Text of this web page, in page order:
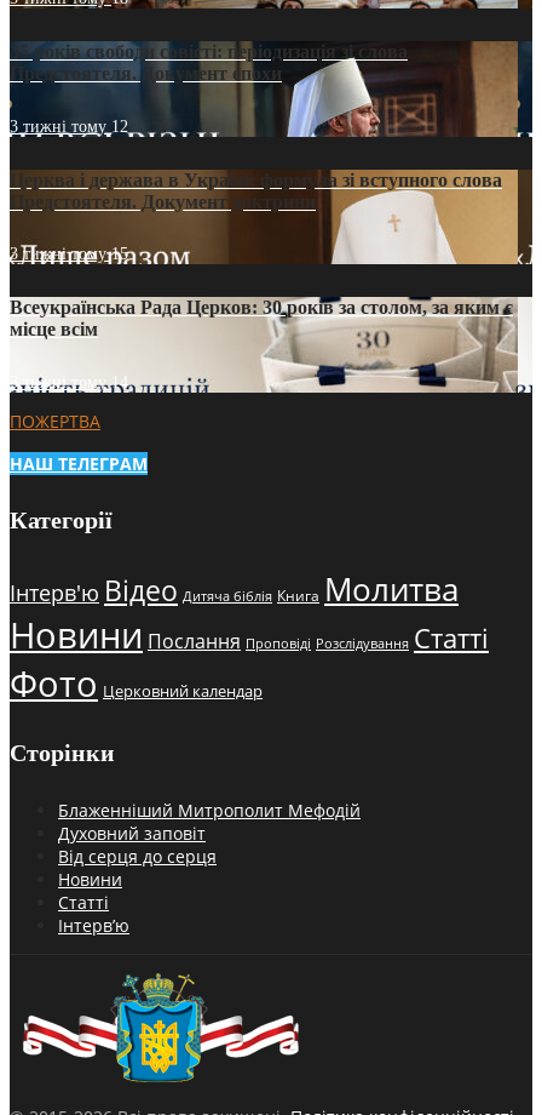
35 років свободи совісті: періодизація зі слова
Предстоятеля. Документ епохи
3 тижні тому 12
Церква і держава в Україні: формула зі вступного слова
Предстоятеля. Документ доктрини
3 тижні тому15
Всеукраїнська Рада Церков: 30 років за столом, за яким є
місце всім
3 тижні тому14
ПОЖЕРТВА
НАШ ТЕЛЕГРАМ
Категорії
Інтерв'ю Відео Дитяча біблія Книга Молитва
Новини Послання Проповіді Розслідування Статті
Фото Церковний календар
Сторінки
Блаженніший Митрополит Мефодій
Духовний заповіт
Від серця до серця
Новини
Статті
Інтерв’ю